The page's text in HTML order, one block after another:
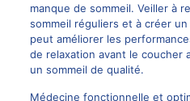
manque de sommeil. Veiller à
sommeil réguliers et à créer
peut améliorer les
de relaxation avant le coucher
un sommeil de qualité.
Médecine fonctionnelle et